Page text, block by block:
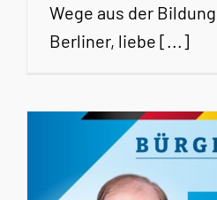
Wege aus der
Berliner, liebe [...]